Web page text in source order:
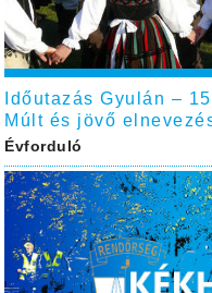
Időutazás Gyulán –
Múlt és jövő
Évforduló